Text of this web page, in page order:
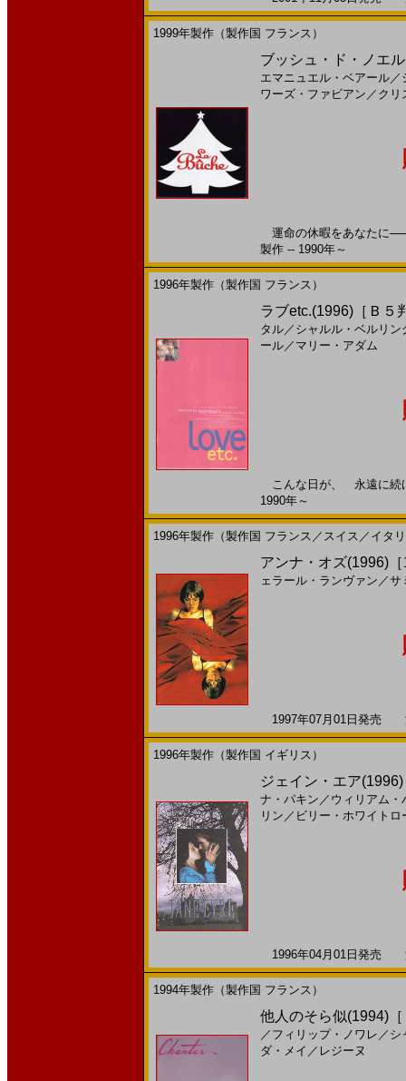
1999年製作（製作国 フランス）
ブッシュ・ド・ノエ
エマニュエル・ベアール／
ワーズ・ファビアン ／ クリ
運命の休暇をあなたに
製作 -- 1990年～
1996年製作（製作国 フランス）
ラブetc.(1996)［Ｂ５
タル／ シャルル・ベルリン
ール／ マリー・アダム
こんな日が、 永遠に
1990年～
1996年製作（製作国 フランス／スイス／イタ
アンナ・オズ(1996)
ェラール・ランヴァン ／サ
1997年07月01日発売
1996年製作（製作国 イギリス）
ジェイン・エア
ナ・パキン ／ ウィリアム・
リン ／ ビリー・ホワイトロ
1996年04月01日発売
1994年製作（製作国 フランス）
他人のそら似(1994)
／ フィリップ・ノワレ ／ シ
ダ・メイ ／ レジーヌ